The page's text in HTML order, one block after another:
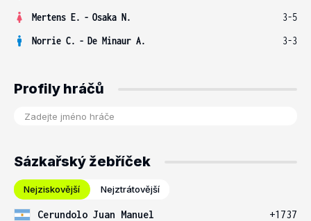
Mertens E. - Osaka N.
3-5
Norrie C. - De Minaur A. 3-3
Profily hráčů
Sázkařský žebříček
Nejziskovější Nejztrátovější
Cerundolo Juan Manuel
+1737